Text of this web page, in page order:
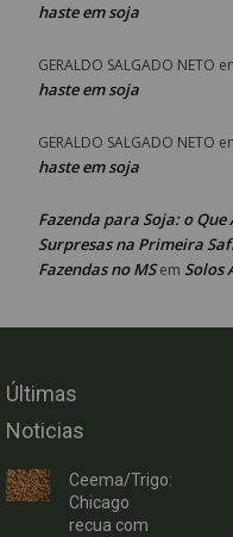
haste em soja
GERALDO SALGADO NETO
haste em soja
GERALDO SALGADO NETO
haste em soja
Fazenda para Soja: o
Surpresas na Primeira
Fazendas no MSem Solos
Últimas
Noticias
Ceema/Trigo:
Chicago
recua com